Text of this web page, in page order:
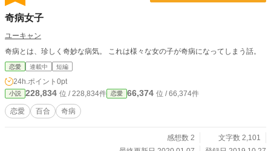
奇病女子
ユーキャン
奇病とは、珍しく奇妙な病気。 これは様々な女の子が奇病になってしまう話。
恋愛 連載中 短編
24h.ポイント 0pt
小説 228,834 位 / 228,834件 恋愛 66,374 位 / 66,374件
恋愛 百合 奇病
感想数 2
文字数 2,101